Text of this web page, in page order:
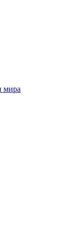
мира